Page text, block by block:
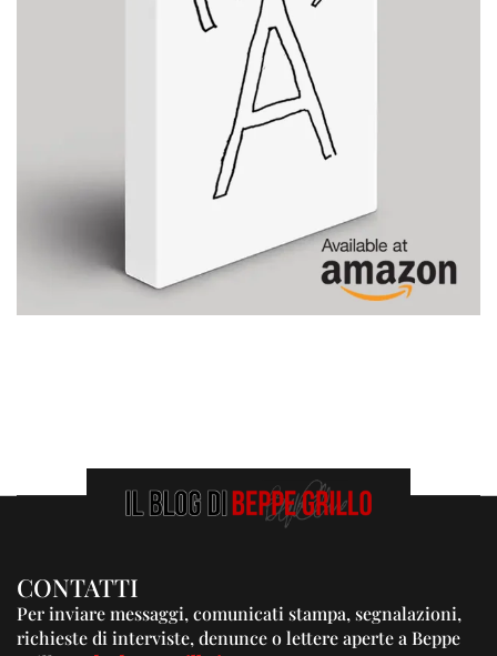
CONTATTI
Per inviare messaggi, comunicati stampa, segnalazioni,
richieste di interviste, denunce o lettere aperte a Beppe